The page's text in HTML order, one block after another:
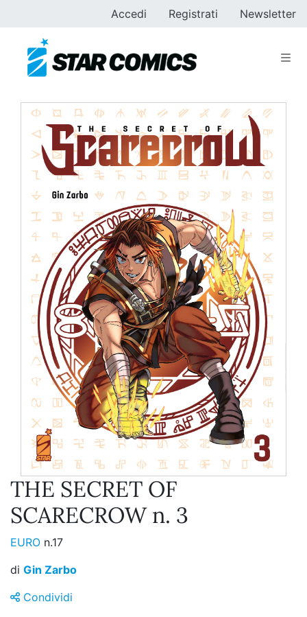
Accedi Registrati Newsletter
THE SECRET OF
SCARECROW n. 3
EURO n.17
di Gin Zarbo
Condividi